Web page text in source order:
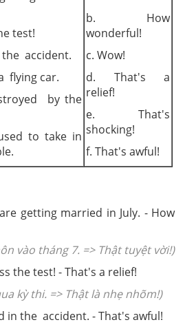
test!
the accident.
flying car.
by the
to take in
b. How
wonderful!
c. Wow!
d. That's a
relief!
e. That's
shocking!
f. That's awful!
getting married in July. - How
vào tháng 7. => Thật tuyệt vời!)
the test! - That's a relief!
kỳ thi. => Thật là nhẹ nhõm!)
in the accident. - That's awful!